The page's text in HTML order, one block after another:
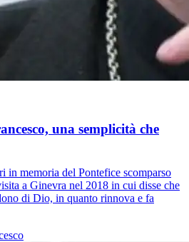
una semplicità che
in memoria del Pontefice scomparso
a Ginevra nel 2018 in cui disse che
di Dio, in quanto rinnova e fa